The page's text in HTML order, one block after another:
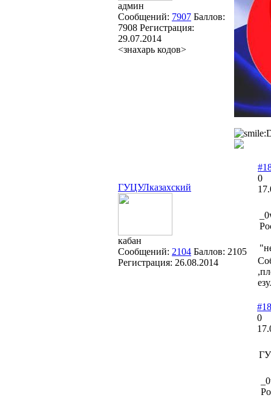
админ
Сообщений: 7907 Баллов:
7908 Регистрация:
29.07.2014
<знахарь кодов>
ГУЦУЛказахский
кабан
Сообщений: 2104 Баллов: 2105
Регистрация: 26.08.2014
0
0